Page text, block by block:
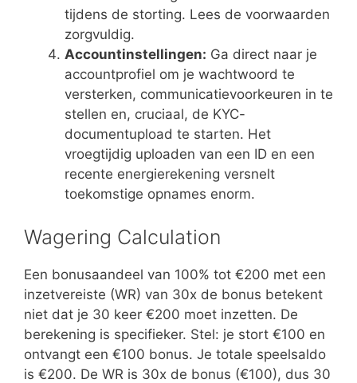
tijdens de storting. Lees de voorwaarden
zorgvuldig.
Accountinstellingen: Ga direct naar je
accountprofiel om je wachtwoord te
versterken, communicatievoorkeuren in te
stellen en, cruciaal, de KYC-
documentupload te starten. Het
vroegtijdig uploaden van een ID en een
recente energierekening versnelt
toekomstige opnames enorm.
Wagering Calculation
Een bonusaandeel van 100% tot €200 met een
inzetvereiste (WR) van 30x de bonus betekent
niet dat je 30 keer €200 moet inzetten. De
berekening is specifieker. Stel: je stort €100 en
ontvangt een €100 bonus. Je totale speelsaldo
is €200. De WR is 30x de bonus (€100), dus 30